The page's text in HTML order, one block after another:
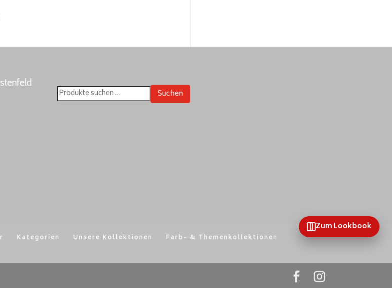
Suchen Suchen
Kategorien Unsere Kollektionen
Farb- & Themenkollektionen
Zum Lookbook